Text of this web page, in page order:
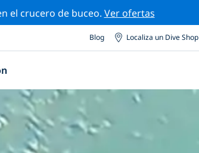
el crucero de buceo. Ver ofertas
Blog Localiza un Dive Shop